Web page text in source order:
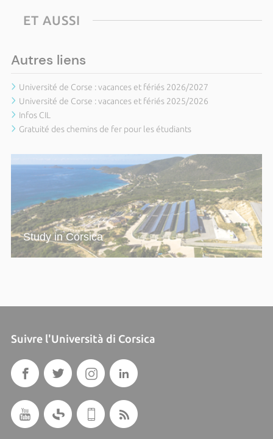
ET AUSSI
Autres liens
Université de Corse : vacances et fériés 2026/2027
Université de Corse : vacances et fériés 2025/2026
Infos CIL
Gratuité des chemins de fer pour les étudiants
Study in Corsica
Suivre l'Università di Corsica